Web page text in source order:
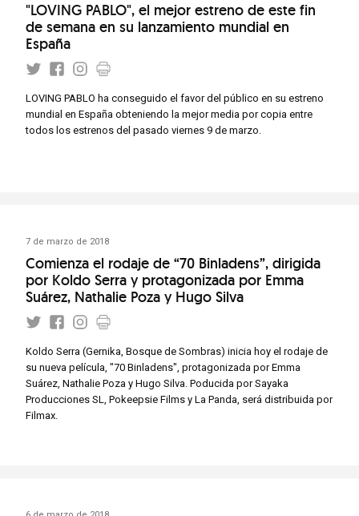
"LOVING PABLO", el mejor estreno de este fin
de semana en su lanzamiento mundial en
España
LOVING PABLO ha conseguido el favor del público en su estreno
mundial en España obteniendo la mejor media por copia entre
todos los estrenos del pasado viernes 9 de marzo.
7 de marzo de 2018
Comienza el rodaje de “70 Binladens”, dirigida
por Koldo Serra y protagonizada por Emma
Suárez, Nathalie Poza y Hugo Silva
Koldo Serra (Gernika, Bosque de Sombras) inicia hoy el rodaje de
su nueva película, "70 Binladens", protagonizada por Emma
Suárez, Nathalie Poza y Hugo Silva. Poducida por Sayaka
Producciones SL, Pokeepsie Films y La Panda, será distribuida por
Filmax.